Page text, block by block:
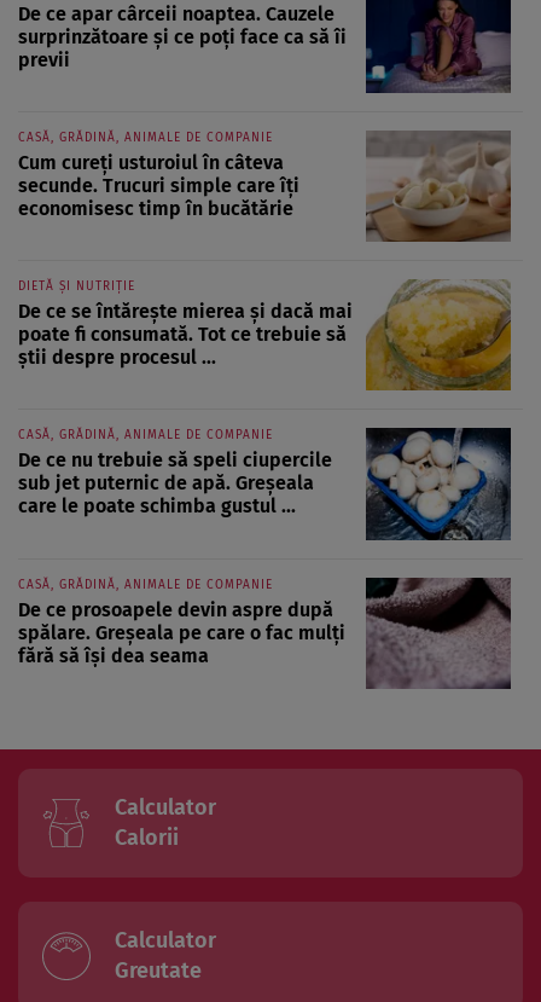
De ce apar cârceii noaptea. Cauzele
surprinzătoare și ce poți face ca să îi
previi
CASĂ, GRĂDINĂ, ANIMALE DE COMPANIE
Cum cureți usturoiul în câteva
secunde. Trucuri simple care îți
economisesc timp în bucătărie
DIETĂ ȘI NUTRIȚIE
De ce se întărește mierea și dacă mai
poate fi consumată. Tot ce trebuie să
știi despre procesul ...
CASĂ, GRĂDINĂ, ANIMALE DE COMPANIE
De ce nu trebuie să speli ciupercile
sub jet puternic de apă. Greșeala
care le poate schimba gustul ...
CASĂ, GRĂDINĂ, ANIMALE DE COMPANIE
De ce prosoapele devin aspre după
spălare. Greșeala pe care o fac mulți
fără să își dea seama
Calculator
Calorii
Calculator
Greutate